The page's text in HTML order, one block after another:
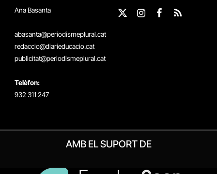
Ana Basanta
abasanta@periodismeplural.cat
redaccio@diarieducacio.cat
publicitat@periodismeplural.cat
Telèfon:
932 311 247
X
InstagramFacebook
RSS
AMB EL SUPORT DE